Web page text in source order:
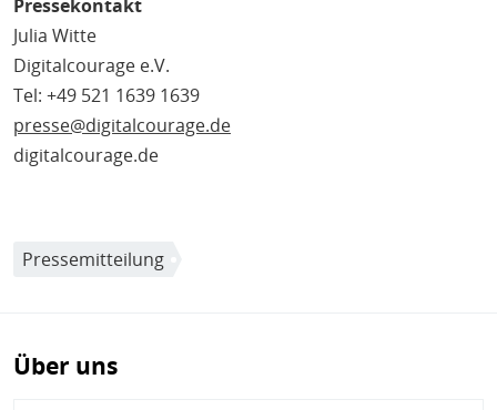
Pressekontakt
Julia Witte
Digitalcourage e.V.
Tel: +49 521 1639 1639
presse@digitalcourage.de
digitalcourage.de
Pressemitteilung
Über uns